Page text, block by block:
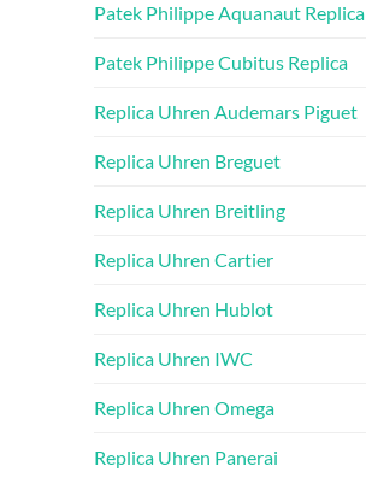
Patek Philippe Aquanaut Replica
Patek Philippe Cubitus Replica
Replica Uhren Audemars Piguet
Replica Uhren Breguet
Replica Uhren Breitling
Replica Uhren Cartier
Replica Uhren Hublot
Replica Uhren IWC
Replica Uhren Omega
Replica Uhren Panerai